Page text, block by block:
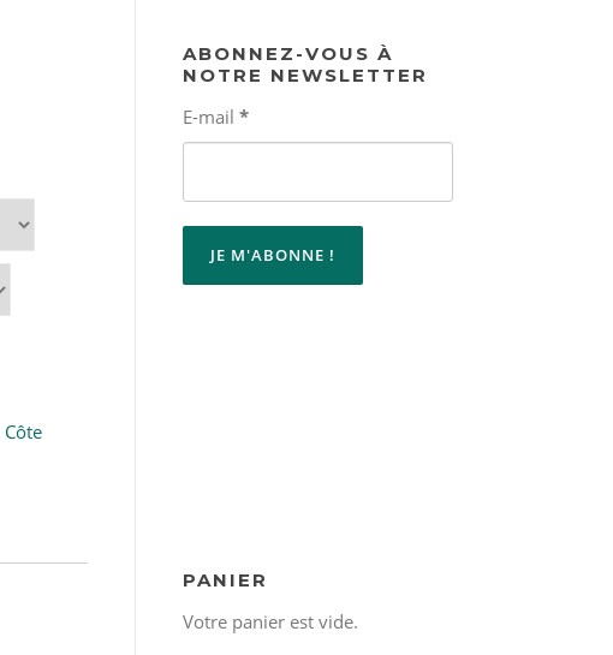
Côte
ABONNEZ-VOUS À
NOTRE NEWSLETTER
E-mail *
PANIER
Votre panier est vide.